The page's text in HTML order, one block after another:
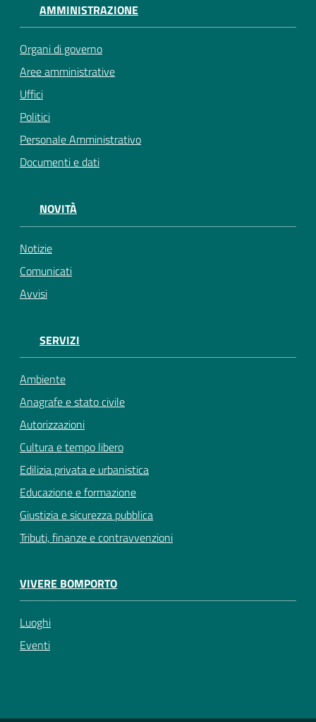
AMMINISTRAZIONE
Organi di governo
Aree amministrative
Uffici
Politici
Personale Amministrativo
Documenti e dati
NOVITÀ
Notizie
Comunicati
Avvisi
SERVIZI
Ambiente
Anagrafe e stato civile
Autorizzazioni
Cultura e tempo libero
Edilizia privata e urbanistica
Educazione e formazione
Giustizia e sicurezza pubblica
Tributi, finanze e contravvenzioni
VIVERE BOMPORTO
Luoghi
Eventi